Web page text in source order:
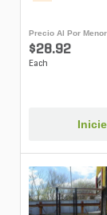
Precio Al Por Menor
$28.92
Each